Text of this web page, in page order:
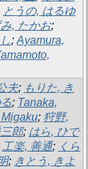
とうの, はるゆ
, たかお;
; Ayamura,
夫; もりた, き
; Tanaka,
; 狩野,
郎; はら, ひで
工楽, 善通; くら
; きとう, きよ